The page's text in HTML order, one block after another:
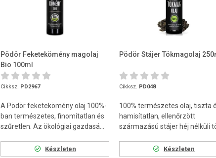
Pödör Feketekömény magolaj
Bio 100ml
Cikksz. PD2967
A Pödör feketekömény olaj 100%-
ban természetes, finomítatlan és
szűretlen. Az ökológiai gazdasá...
Készleten
Pödör Stájer Tökmagolaj
Cikksz. PD048
100% természetes olaj, tiszta
hamisítatlan, ellenőrzött
származású stájer héj nélküli
Készleten